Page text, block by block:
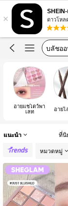
× ดาวโหล
พาเลท
บลัชอ
กระจก
พาเล
อายแชโดว์พา
เลท อายไ
แนะนำ ที่นิ
หมวดหมู่